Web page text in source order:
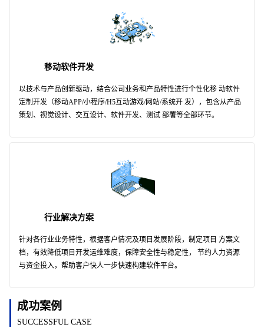
移动软件开发
以技术与产品创新驱动，结合公司业务和产品特性进行个性化移 动软件
定制开发（移动APP/小程序/H5互动游戏/网站/系统开 发），包含从产品
策划、视觉设计、交互设计、软件开发、测试 部署等全部环节。
行业解决方案
针对各行业业务特性，根据客户情况及项目发展阶段，制定项目 方案文
档，有效降低项目开发运维难度，保障安全性与稳定性， 节约人力资源
与资金投入，帮助客户快人一步快速构建软件平台。
成功案例
SUCCESSFUL CASE